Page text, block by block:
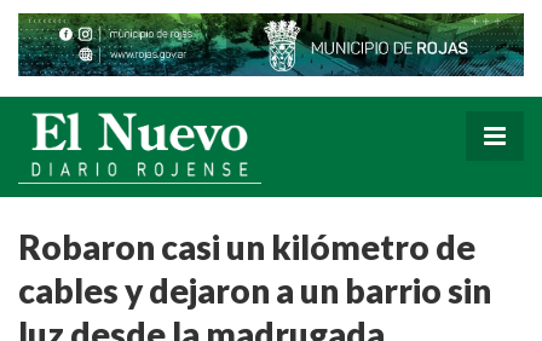
Robaron casi un kilómetro de
cables y dejaron a un barrio sin